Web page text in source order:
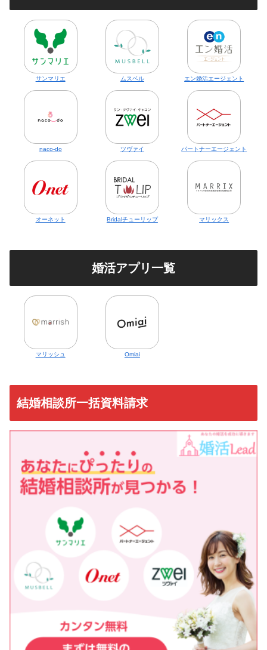
サンマリエ ムスベル エン婚活エージェント
naco-do ツヴァイ パートナーエージェント
オーネット Bridalチューリップ マリックス
婚活アプリ一覧
マリッシュ Omiai
結婚相談所一括資料請求